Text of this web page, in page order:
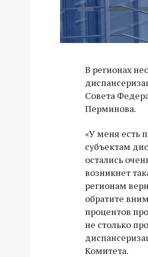
В регионах
Совета
Перминова.
«У меня есть
субъектам
остались
возникнет
регионам
обратите
процентов
не столько
Комитета.